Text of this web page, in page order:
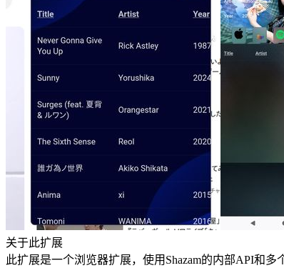
关于此扩展
此扩展是一个浏览器扩展，使用Shazam的内部API和